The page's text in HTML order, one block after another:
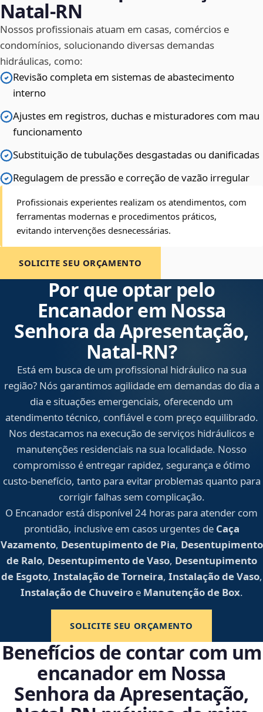
Natal‑RN
Nossos profissionais atuam em casas, comércios e
condomínios, solucionando diversas demandas
hidráulicas, como:
Revisão completa em sistemas de abastecimento
interno
Ajustes em registros, duchas e misturadores com mau
funcionamento
Substituição de tubulações desgastadas ou danificadas
Regulagem de pressão e correção de vazão irregular
Profissionais experientes realizam os atendimentos, com
ferramentas modernas e procedimentos práticos,
evitando intervenções desnecessárias.
SOLICITE SEU ORÇAMENTO
Por que optar pelo
Encanador em Nossa
Senhora da Apresentação,
Natal‑RN?
Está em busca de um profissional hidráulico na sua
região? Nós garantimos agilidade em demandas do dia a
dia e situações emergenciais, oferecendo um
atendimento técnico, confiável e com preço equilibrado.
Nos destacamos na execução de serviços hidráulicos e
manutenções residenciais na sua localidade. Nosso
compromisso é entregar rapidez, segurança e ótimo
custo-benefício, tanto para evitar problemas quanto para
corrigir falhas sem complicação.
O Encanador está disponível 24 horas para atender com
prontidão, inclusive em casos urgentes de Caça
Vazamento, Desentupimento de Pia, Desentupimento
de Ralo, Desentupimento de Vaso, Desentupimento
de Esgoto, Instalação de Torneira, Instalação de Vaso,
Instalação de Chuveiroe Manutenção de Box.
SOLICITE SEU ORÇAMENTO
Benefícios de contar com um
encanador em Nossa
Senhora da Apresentação,